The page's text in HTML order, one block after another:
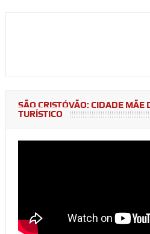
SÃO CRISTÓVÃO: CIDADE MÃE
TURÍSTICO